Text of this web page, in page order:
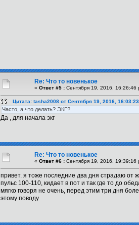
Re: Что то новенькое
« Ответ #5 : Сентября 19, 2016, 16:26:46
Цитата: tasha2008 от Сентября 19, 2016,
Часто, а что делать? ЭКГ?
Да , для начала экг
Re: Что то новенькое
« Ответ #6 : Сентября 19, 2016, 19:39:16
привет. я тоже последние два дня страдаю от
пульс 100-110, кидает в пот и так где то до
мягко говоря не очень, перед этим три дня
этому поводу